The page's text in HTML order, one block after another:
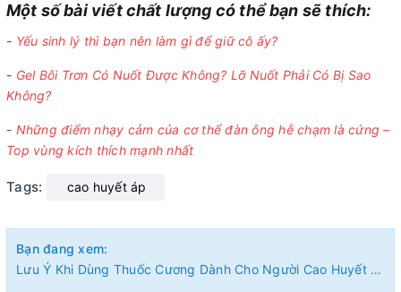
Một số bài viết chất lượng có thể bạn sẽ thích:
- Yếu sinh lý thì bạn nên làm gì để giữ cô ấy?
- Gel Bôi Trơn Có Nuốt Được Không? Lỡ Nuốt Phải Có Bị Sao
Không?
- Những điểm nhạy cảm của cơ thể đàn ông hễ chạm là cứng –
Top vùng kích thích mạnh nhất
Tags: cao huyết áp
Bạn đang xem:
Lưu Ý Khi Dùng Thuốc Cương Dành Cho Người Cao Huyết Áp: An Toàn Hay Nguy Hiểm?